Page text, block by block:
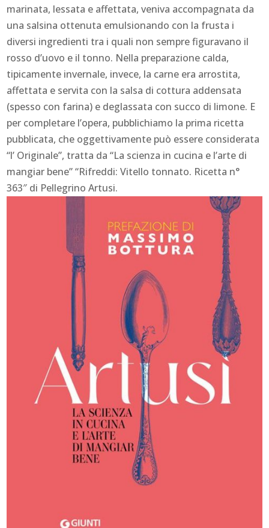
marinata, lessata e affettata, veniva accompagnata da
una salsina ottenuta emulsionando con la frusta i
diversi ingredienti tra i quali non sempre figuravano il
rosso d’uovo e il tonno. Nella preparazione calda,
tipicamente invernale, invece, la carne era arrostita,
affettata e servita con la salsa di cottura addensata
(spesso con farina) e deglassata con succo di limone. E
per completare l’opera, pubblichiamo la prima ricetta
pubblicata, che oggettivamente può essere considerata
“l’ Originale”, tratta da “La scienza in cucina e l’arte di
mangiar bene” “Rifreddi: Vitello tonnato. Ricetta n°
363″ di Pellegrino Artusi.